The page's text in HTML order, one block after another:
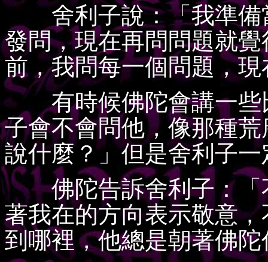
舍利子說：「我準備
發問，現在再問問題就
前，我問每一個問題，
有時候佛陀會講一些
子會不會問他，像那種
說什麼？」但是舍利子
佛陀告訴舍利子：「
著我在的方向表示敬意
到哪裡，他總是朝著佛